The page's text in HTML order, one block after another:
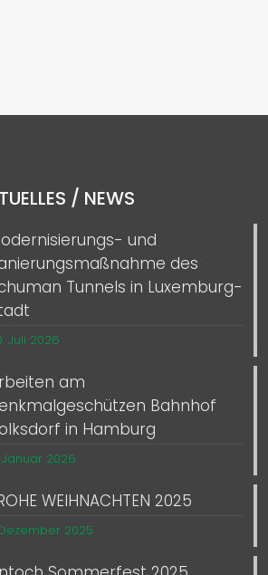
/ NEWS
und
des
Tunnels in Luxemburg-
Juli 2026
am
Bahnhof
in Hamburg
Januar 2026
WEIHNACHTEN 2025
Dezember 2025